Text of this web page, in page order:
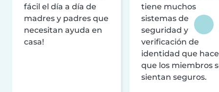
fácil el día a día de
madres y padres que
necesitan ayuda en
casa!
tiene muchos
sistemas de
seguridad y
verificación de
identidad que
que los miembros
sientan seguros.